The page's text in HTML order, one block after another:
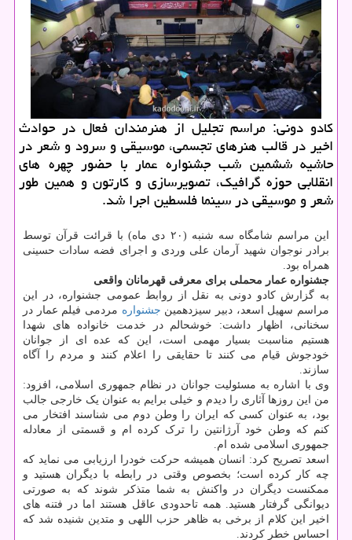
کادو دونی: مراسم تجلیل از هنرمندان فعال در حوادث
اخیر در قالب هنرهای تجسمی، موسیقی و سرود و شعر در
حاشیه ششمین شب جشنواره عمار با حضور چهره های
انقلابی حوزه گرافیک، تصویرسازی و کارتون و همین طور
شعر و موسیقی در سینما فلسطین اجرا شد.
این مراسم شامگاه سه شنبه (۲۰ دی ماه) با قرائت قرآن توسط
برادر نوجوان شهید آرمان علی وردی و اجرای فضه سادات حسینی
همراه بود.
جشنواره عمار محملی برای معرفی قهرمانان واقعی
به گزارش کادو دونی به نقل از روابط عمومی جشنواره، در این
مراسم سهیل اسعد، دبیر سیزدهمین جشنواره مردمی فیلم عمار در
سخنانی، اظهار داشت: خوشحالم در خدمت خانواده های شهدا
هستیم مناسبت بسیار مهمی است، این که عده ای از جوانان
خودجوش قیام می کنند تا حقایقی را اعلام کنند و مردم را آگاه
سازند.
وی با اشاره به مسئولیت جوانان در نظام جمهوری اسلامی، افزود:
من این روزها آثاری را دیدم و خیلی برایم به عنوان یک خارجی جالب
بود، به عنوان کسی که ایران را وطن دوم می شناسند افتخار می
کنم که وطن خود آرژانتین را ترک کرده ام و قسمتی از معادله
جمهوری اسلامی شده ام.
اسعد تصریح کرد: انسان همیشه حرکت خودرا ارزیابی می نماید که
چه کار کرده است؛ بخصوص وقتی در رابطه با دیگران هستید و
ممکنست دیگران در واکنش به شما متذکر شوند که به صورتی
دیوانگی گرفتار هستید. همه تاحدودی عاقل هستند اما در فتنه های
اخیر این کلام از برخی به ظاهر حزب اللهی و متدین شنیده شد که
احساس خطر کردند.